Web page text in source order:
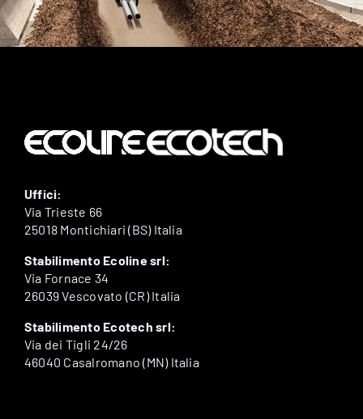
Uffici:
Via Trieste 66
25018 Montichiari (BS) Italia
Stabilimento Ecoline srl:
Via Fornace 34
26039 Vescovato (CR) Italia
Stabilimento Ecotech srl:
Via dei Tigli 24/26
46040 Casalromano (MN) Italia